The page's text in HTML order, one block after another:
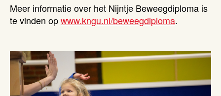
Meer informatie over het Nijntje Beweegdiploma is
te vinden opwww.kngu.nl/beweegdiploma.